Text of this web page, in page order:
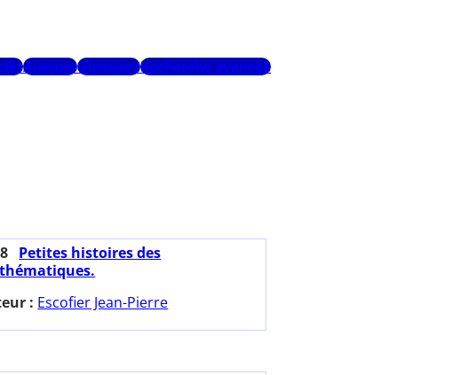
AuteursGlossaireRecherche avancée
Petites histoires des
: Escofier Jean-Pierre